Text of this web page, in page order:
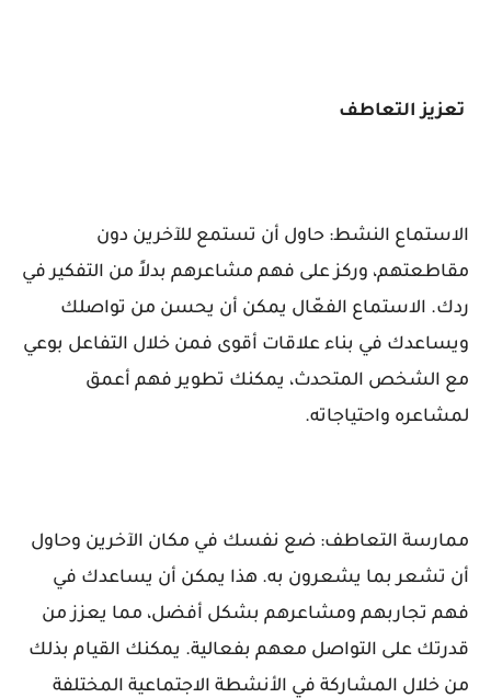
تعزيز التعاطف
الاستماع النشط: حاول أن تستمع للآخرين دون
مقاطعتهم، وركز على فهم مشاعرهم بدلاً من التفكير في
ردك. الاستماع الفعّال يمكن أن يحسن من تواصلك
ويساعدك في بناء علاقات أقوى فمن خلال التفاعل بوعي
مع الشخص المتحدث، يمكنك تطوير فهم أعمق
لمشاعره واحتياجاته.
ممارسة التعاطف: ضع نفسك في مكان الآخرين وحاول
أن تشعر بما يشعرون به. هذا يمكن أن يساعدك في
فهم تجاربهم ومشاعرهم بشكل أفضل، مما يعزز من
قدرتك على التواصل معهم بفعالية. يمكنك القيام بذلك
من خلال المشاركة في الأنشطة الاجتماعية المختلفة